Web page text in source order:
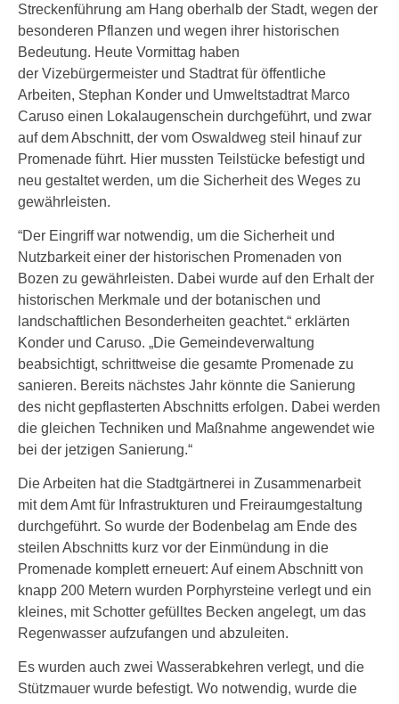
Streckenführung am Hang oberhalb der Stadt, wegen der
besonderen Pflanzen und wegen ihrer historischen
Bedeutung. Heute Vormittag haben
der Vizebürgermeister und Stadtrat für öffentliche
Arbeiten, Stephan Konder und Umweltstadtrat Marco
Caruso einen Lokalaugenschein durchgeführt, und zwar
auf dem Abschnitt, der vom Oswaldweg steil hinauf zur
Promenade führt. Hier mussten Teilstücke befestigt und
neu gestaltet werden, um die Sicherheit des Weges zu
gewährleisten.
“Der Eingriff war notwendig, um die Sicherheit und
Nutzbarkeit einer der historischen Promenaden von
Bozen zu gewährleisten. Dabei wurde auf den Erhalt der
historischen Merkmale und der botanischen und
landschaftlichen Besonderheiten geachtet.“ erklärten
Konder und Caruso. „Die Gemeindeverwaltung
beabsichtigt, schrittweise die gesamte Promenade zu
sanieren. Bereits nächstes Jahr könnte die Sanierung
des nicht gepflasterten Abschnitts erfolgen. Dabei werden
die gleichen Techniken und Maßnahme angewendet wie
bei der jetzigen Sanierung.“
Die Arbeiten hat die Stadtgärtnerei in Zusammenarbeit
mit dem Amt für Infrastrukturen und Freiraumgestaltung
durchgeführt. So wurde der Bodenbelag am Ende des
steilen Abschnitts kurz vor der Einmündung in die
Promenade komplett erneuert: Auf einem Abschnitt von
knapp 200 Metern wurden Porphyrsteine verlegt und ein
kleines, mit Schotter gefülltes Becken angelegt, um das
Regenwasser aufzufangen und abzuleiten.
Es wurden auch zwei Wasserabkehren verlegt, und die
Stützmauer wurde befestigt. Wo notwendig, wurde die